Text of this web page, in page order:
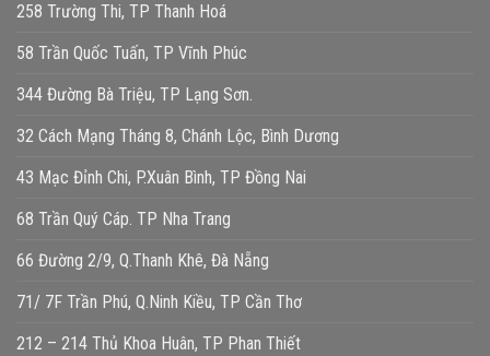
258 Trường Thi, TP Thanh Hoá
58 Trần Quốc Tuấn, TP Vĩnh Phúc
344 Đường Bà Triệu, TP Lạng Sơn.
32 Cách Mạng Tháng 8, Chánh Lộc, Bình Dương
43 Mạc Đỉnh Chi, P.Xuân Bình, TP Đồng Nai
68 Trần Quý Cáp. TP Nha Trang
66 Đường 2/9, Q.Thanh Khê, Đà Nẵng
71/ 7F Trần Phú, Q.Ninh Kiều, TP Cần Thơ
212 – 214 Thủ Khoa Huân, TP Phan Thiết